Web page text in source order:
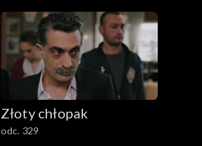
Złoty chłopak
odc. 329